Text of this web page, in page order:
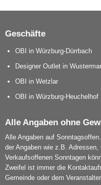
Geschäfte
OBI in Würzburg-Dürrbach
Designer Outlet in
OBI in Wetzlar
OBI in Würzburg-Heuchelhof
Alle Angaben ohne
Alle Angaben auf
der Angaben wie z.B.
Verkaufsoffenen Sonntagen
Zweifel ist immer die
Gemeinde oder dem